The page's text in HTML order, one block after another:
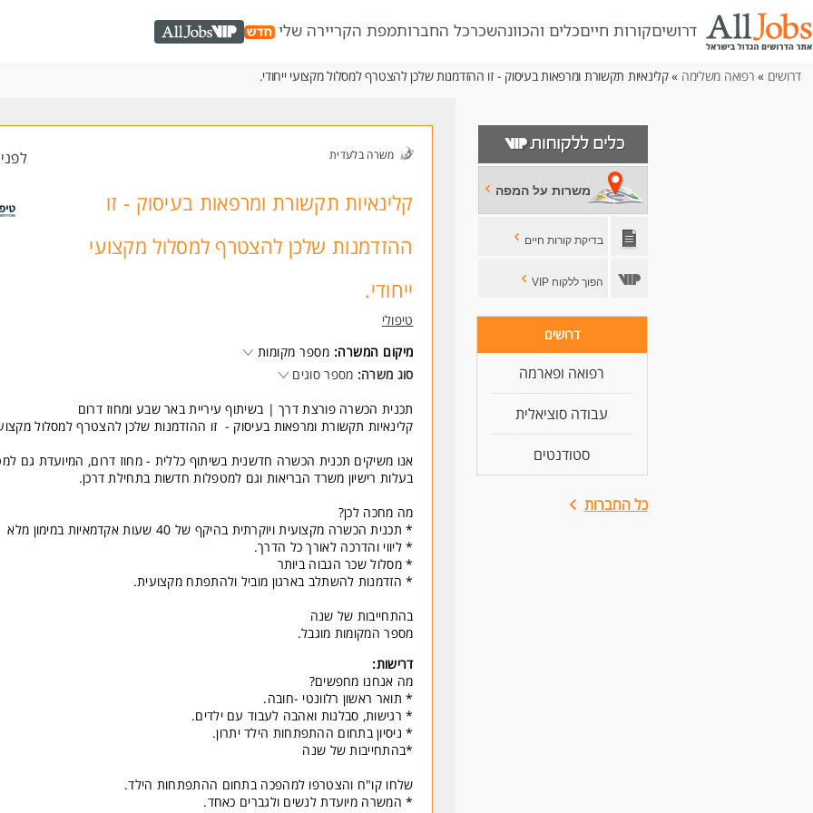
דרושיםקורות חייםכלים והכוונהשכרכל החברותמפת הקריירה שלי AllJobs VIP
דרושים » רפואה משלימה » קלינאיות תקשורת ומרפאות בעיסוק - זו ההזדמנות שלכן להצטרף למסלול מקצועי ייחודי.
משרות על המפה
בדיקת קורות חיים
הפוך ללקוח VIP
דרושים
רפואה ופארמה
עבודה סוציאלית
סטודנטים
כל החברות
משרה בלעדית לפני 1 שעות
קלינאיות תקשורת ומרפאות בעיסוק - זו
ההזדמנות שלכן להצטרף למסלול מקצועי
ייחודי.
טיפולי
מיקום המשרה: מספר מקומות
סוג משרה: מספר סוגים
תכנית הכשרה פורצת דרך | בשיתוף עיריית באר שבע ומחוז דרום
קלינאיות תקשורת ומרפאות בעיסוק - זו ההזדמנות שלכן להצטרף למסלול מקצועי
אנו משיקים תכנית הכשרה חדשנית בשיתוף כללית - מחוז דרום, המיועדת גם
בעלות רישיון משרד הבריאות וגם למטפלות חדשות בתחילת דרכן.
מה מחכה לכן?
* תכנית הכשרה מקצועית ויוקרתית בהיקף של 40 שעות אקדמאיות במימון מלא
* ליווי והדרכה לאורך כל הדרך.
* מסלול שכר הגבוה ביותר
* הזדמנות להשתלב בארגון מוביל ולהתפתח מקצועית.
בהתחייבות של שנה
מספר המקומות מוגבל.
דרישות:
מה אנחנו מחפשים?
* תואר ראשון רלוונטי -חובה.
* רגישות, סבלנות ואהבה לעבוד עם ילדים.
* ניסיון בתחום ההתפתחות הילד יתרון.
*בהתחייבות של שנה
שלחו קו"ח והצטרפו למהפכה בתחום ההתפתחות הילד.
* המשרה מיועדת לנשים ולגברים כאחד.